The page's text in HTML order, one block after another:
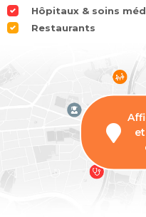
Hôpitaux & soins
Restaurants